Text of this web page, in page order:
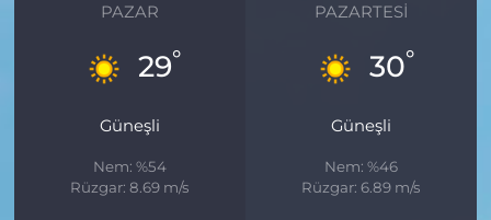
PAZAR
29°
Güneşli
Nem: %54
Rüzgar: 8.69 m/s
PAZARTESI
30°
Güneşli
Nem: %46
Rüzgar: 6.89 m/s